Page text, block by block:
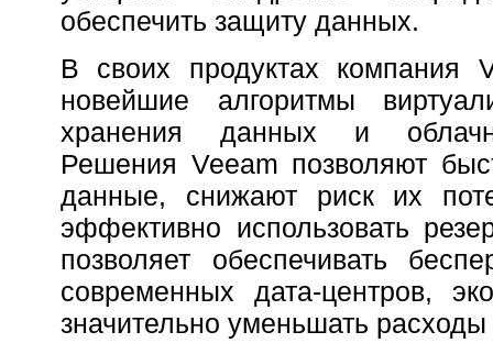
обеспечить защиту данных.
В своих продуктах компания
новейшие алгоритмы
хранения данных и
Решения Veeam позволяют
данные, снижают риск их
эффективно использовать
позволяет обеспечивать
современных дата-центров,
значительно уменьшать расходы